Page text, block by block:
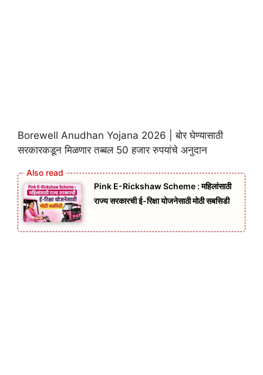
Borewell Anudhan Yojana 2026 | बोर घेण्यासाठी
सरकारकडून मिळणार तब्बल 50 हजार रुपयांचे अनुदान
Pink E-Rickshaw Scheme : महिलांसाठी
राज्य सरकारची ई-रिक्षा योजनेसाठी मोठी सबसिडी